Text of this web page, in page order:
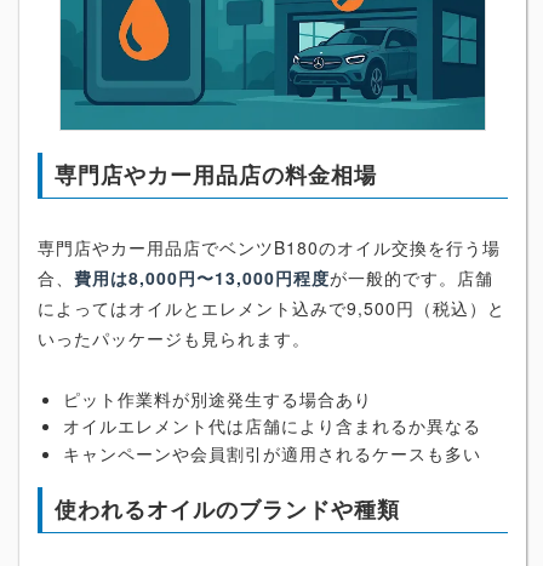
専門店やカー用品店の料金相場
専門店やカー用品店でベンツB180のオイル交換を行う場
合、 費用は8,000円〜13,000円程度が一般的です。店舗
によってはオイルとエレメント込みで9,500円（税込）と
いったパッケージも見られます。
ピット作業料が別途発生する場合あり
オイルエレメント代は店舗により含まれるか異なる
キャンペーンや会員割引が適用されるケースも多い
使われるオイルのブランドや種類